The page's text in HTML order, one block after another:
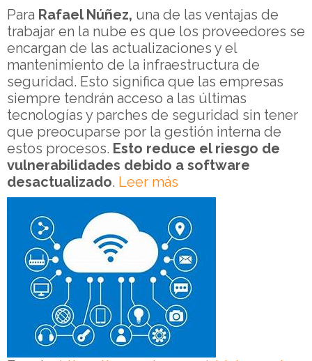
Para Rafael Núñez, una de las ventajas de
trabajar en la nube es que los proveedores se
encargan de las actualizaciones y el
mantenimiento de la infraestructura de
seguridad. Esto significa que las empresas
siempre tendrán acceso a las últimas
tecnologías y parches de seguridad sin tener
que preocuparse por la gestión interna de
estos procesos. Esto reduce el riesgo de
vulnerabilidades debido a software
desactualizado. Leer más